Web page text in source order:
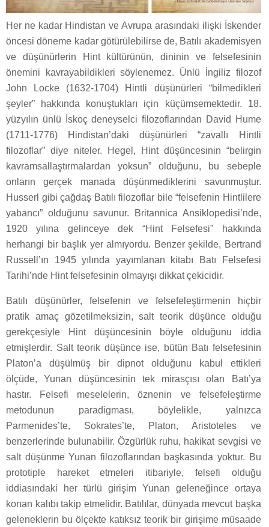
Her ne kadar Hindistan ve Avrupa arasındaki ilişki İskender
öncesi döneme kadar götürülebilirse de, Batılı akademisyen
ve düşünürlerin Hint kültürünün, dininin ve felsefesinin
önemini kavrayabildikleri söylenemez. Ünlü İngiliz filozof
John Locke (1632-1704) Hintli düşünürleri “bilmedikleri
şeyler” hakkında konuştukları için küçümsemektedir. 18.
yüzyılın ünlü İskoç deneyselci filozoflarından David Hume
(1711-1776) Hindistan’daki düşünürleri “zavallı Hintli
filozoflar” diye niteler. Hegel, Hint düşüncesinin “belirgin
kavramsallaştırmalardan yoksun” olduğunu, bu sebeple
onların gerçek manada düşünmediklerini savunmuştur.
Husserl gibi çağdaş Batılı filozoflar bile “felsefenin Hintlilere
yabancı” olduğunu savunur. Britannica Ansiklopedisi’nde,
1920 yılına gelinceye dek “Hint Felsefesi” hakkında
herhangi bir başlık yer almıyordu. Benzer şekilde, Bertrand
Russell’ın 1945 yılında yayımlanan kitabı Batı Felsefesi
Tarihi’nde Hint felsefesinin olmayışı dikkat çekicidir.
Batılı düşünürler, felsefenin ve felsefeleştirmenin hiçbir
pratik amaç gözetilmeksizin, salt teorik düşünce olduğu
gerekçesiyle Hint düşüncesinin böyle olduğunu iddia
etmişlerdir. Salt teorik düşünce ise, bütün Batı felsefesinin
Platon’a düşülmüş bir dipnot olduğunu kabul ettikleri
ölçüde, Yunan düşüncesinin tek mirasçısı olan Batı’ya
hastır. Felsefi meselelerin, öznenin ve felsefeleştirme
metodunun paradigması, böylelikle, yalnızca
Parmenides’te, Sokrates’te, Platon, Aristoteles ve
benzerlerinde bulunabilir. Özgürlük ruhu, hakikat sevgisi ve
salt düşünme Yunan filozoflarından başkasında yoktur. Bu
prototiple hareket etmeleri itibariyle, felsefi olduğu
iddiasındaki her türlü girişim Yunan geleneğince ortaya
konan kalıbı takip etmelidir. Batılılar, dünyada mevcut başka
geleneklerin bu ölçekte katıksız teorik bir girişime müsaade